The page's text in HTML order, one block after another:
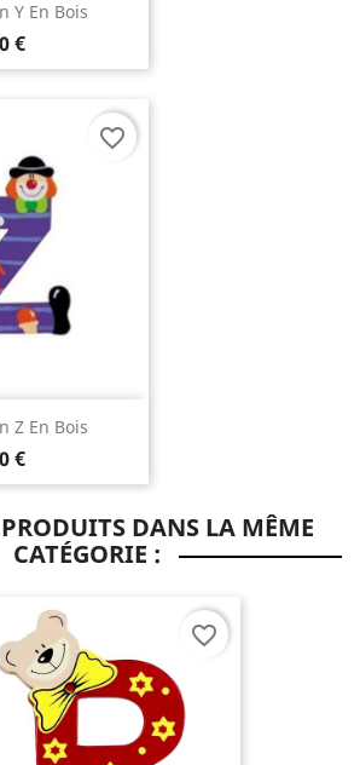
Y En Bois
€
Z En Bois
€
favorite_border
DANS LA MÊME
CATÉGORIE :
favorite_border